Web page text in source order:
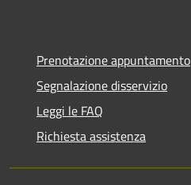
Prenotazione appuntamento
Segnalazione disservizio
Leggi le FAQ
Richiesta assistenza